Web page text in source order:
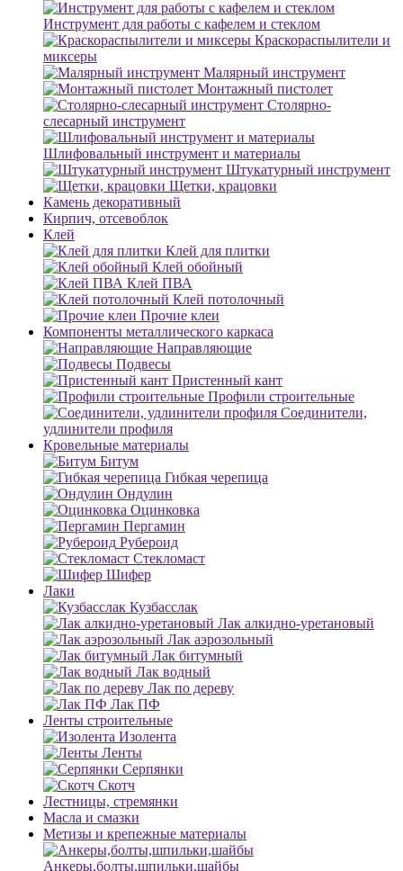
Инструмент для работы с кафелем и стеклом
Краскораспылители и
миксеры
Малярный инструмент
Монтажный пистолет
Столярно-
слесарный инструмент
Шлифовальный инструмент и материалы
Штукатурный инструмент
Щетки, крацовки
Камень декоративный
Кирпич, отсевоблок
Клей
Клей для плитки
Клей обойный
Клей ПВА
Клей потолочный
Прочие клеи
Компоненты металлического каркаса
Направляющие
Подвесы
Пристенный кант
Профили строительные
Соединители,
удлинители профиля
Кровельные материалы
Битум
Гибкая черепица
Ондулин
Оцинковка
Пергамин
Рубероид
Стекломаст
Шифер
Лаки
Кузбасслак
Лак алкидно-уретановый
Лак аэрозольный
Лак битумный
Лак водный
Лак по дереву
Лак ПФ
Ленты строительные
Изолента
Ленты
Серпянки
Скотч
Лестницы, стремянки
Масла и смазки
Метизы и крепежные материалы
Анкеры,болты,шпильки,шайбы